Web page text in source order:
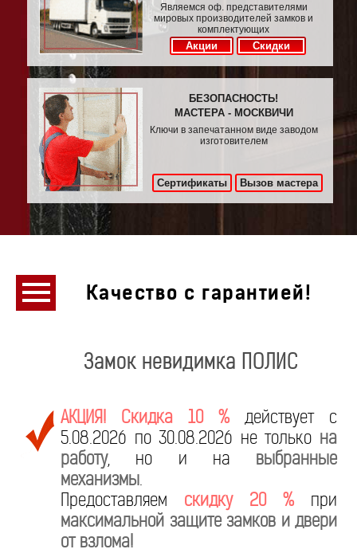
Являемся оф. представителями
мировых производителей замков и
комплектующих
Акции Скидки
БЕЗОПАСНОСТЬ!
МАСТЕРА - МОСКВИЧИ
Ключи в запечатанном виде заводом
изготовителем
Сертификаты Вызов мастера
Качество с гарантией!
Замок невидимка ПОЛИС
АКЦИЯ! Скидка 10 % действует с
5.08.2026 по 30.08.2026 не только на
работу, но и на выбранные
механизмы.
Предоставляем скидку 20 % при
максимальной защите замков и двери
от взлома!